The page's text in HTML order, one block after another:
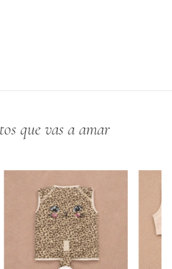
que vas a amar